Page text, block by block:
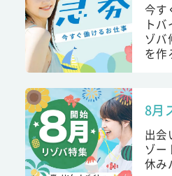
今す
ト
ゾバ
を作
8月
出会
ゾー
休み